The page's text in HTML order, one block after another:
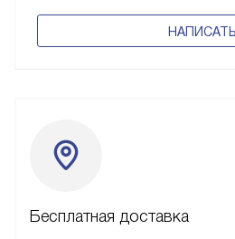
НАПИСАТЬ
Бесплатная доставка